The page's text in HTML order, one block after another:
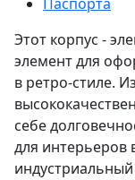
Этот корпус -
элемент для
в ретро-стиле.
себе
для интерьеров